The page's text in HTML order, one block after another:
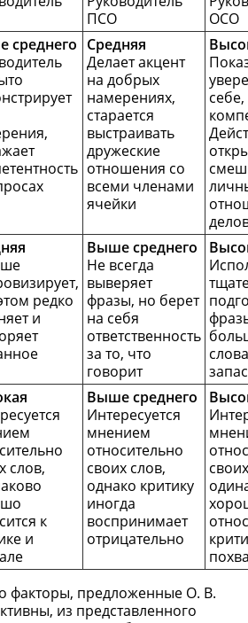
ПСО
ОСО
среднего Средняя
Делает акцент
на добрых
намерениях,
старается
выстраивать
дружеские
отношения со
всеми членами
ячейки
себе,
редко
и
Выше среднего
Не всегда
выверяет
фразы, но берет
на себя
ответственность
за то, что
говорит
запас
слов,
к
и
Выше среднего
Интересуется
мнением
относительно
своих слов,
однако критику
иногда
воспринимает
отрицательно
факторы, предложенные О. В.
из представленного